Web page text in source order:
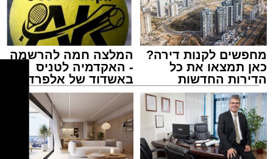
מחפשים לקנות דירה?
כאן תמצאו את כל
הדירות החדשות
למכירה באשדוד >>>
המלצה חמה להרשמה
- האקדמיה לטניס
באשדוד של אלפרד
קריאולנסקי - לילדים